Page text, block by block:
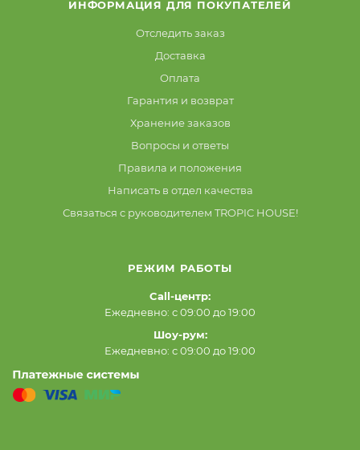
ИНФОРМАЦИЯ ДЛЯ ПОКУПАТЕЛЕЙ
Отследить заказ
Доставка
Оплата
Гарантия и возврат
Хранение заказов
Вопросы и ответы
Правила и положения
Написать в отдел качества
Связаться с руководителем TROPIC HOUSE!
РЕЖИМ РАБОТЫ
Call-центр:
Ежедневно: с 09:00 до 19:00
Шоу-рум:
Ежедневно: с 09:00 до 19:00